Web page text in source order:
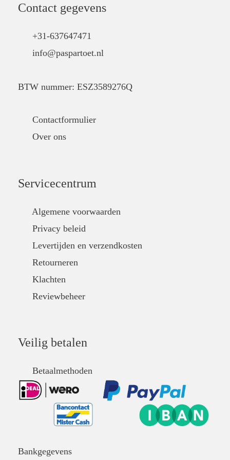
Contact gegevens
+31-637647471
info@paspartoet.nl
BTW nummer: ESZ3589276Q
Contactformulier
Over ons
Servicecentrum
Algemene voorwaarden
Privacy beleid
Levertijden en verzendkosten
Retourneren
Klachten
Reviewbeheer
Veilig betalen
Betaalmethoden
Bankgegevens